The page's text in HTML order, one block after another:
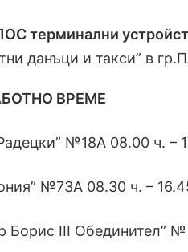
терминални
данъци и такси” в
ВРЕМЕ
№18А 08.00 ч. –
№73А 08.30 ч. –
Борис ІІІ Обединител”